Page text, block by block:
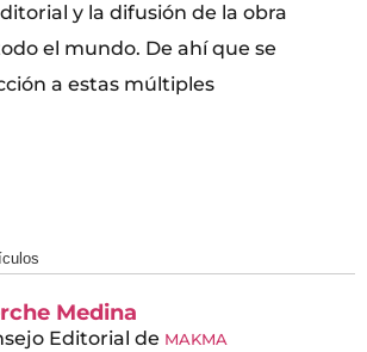
y la difusión de la obra
el mundo. De ahí que se
a estas múltiples
Medina
Editorial de MAKMA